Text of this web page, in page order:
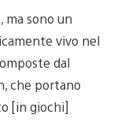
ma sono un
vivo nel
dal
che portano
[in giochi]